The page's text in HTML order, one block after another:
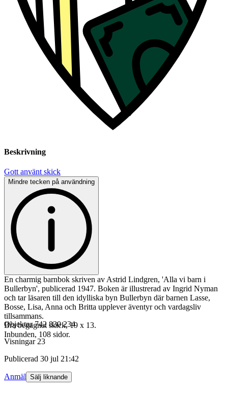
Beskrivning
Gott använt skick
Mindre tecken på användning
En charmig barnbok skriven av Astrid Lindgren, 'Alla vi barn i
Bullerbyn', publicerad 1947. Boken är illustrerad av Ingrid Nyman
och tar läsaren till den idylliska byn Bullerbyn där barnen Lasse,
Bosse, Lisa, Anna och Britta upplever äventyr och vardagsliv
tillsammans.
Bra begagnat skick, 19 x 13.
Inbunden, 108 sidor.
Objektnr 742 830 234
Visningar 23
Publicerad 30 jul 21:42
Anmäl Sälj liknande